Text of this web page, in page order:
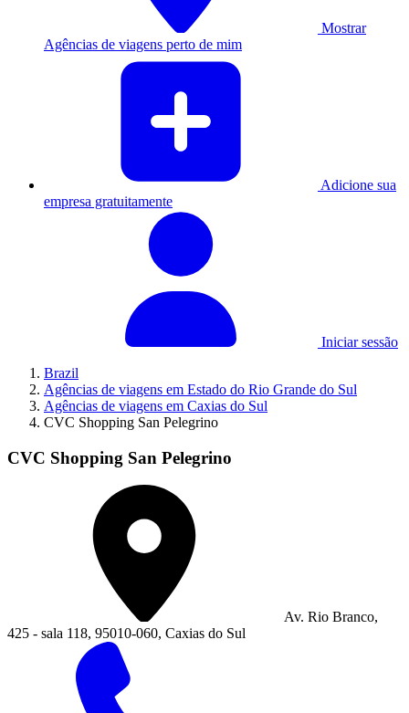
Mostrar
Agências de viagens perto de mim
Adicione sua
empresa gratuitamente
Iniciar sessão
Brazil
Agências de viagens em Estado do Rio Grande do Sul
Agências de viagens em Caxias do Sul
CVC Shopping San Pelegrino
CVC Shopping San Pelegrino
Av. Rio Branco,
425 - sala 118, 95010-060, Caxias do Sul